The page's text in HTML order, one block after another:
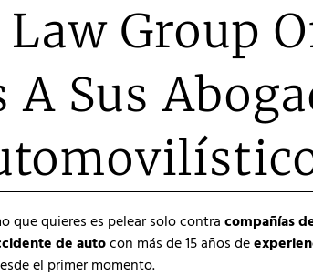
Group
Sus
que quieres es pelear solo contra compañías
de autocon más de 15 años de
el primer momento.